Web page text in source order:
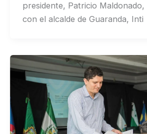
presidente, Patricio
con el alcalde de Guaranda, Inti